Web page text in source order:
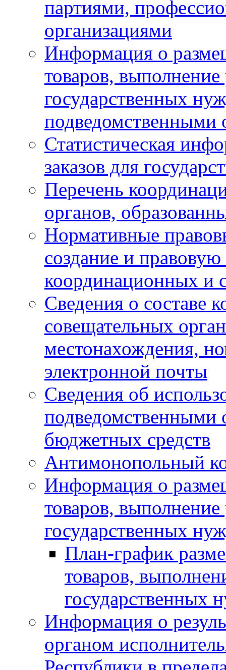
партиями,
организациями
Информация о
товаров, выполнение
государственных
подведомственными
Статистическая
заказов для
Перечень
органов,
Нормативные
создание и
координационных и
Сведения о составе
совещательных
местонахождения,
электронной почты
Сведения об
подведомственными
бюджетных средств
Антимонопольный
Информация о
товаров, выполнение
государственных
План-график
товаров,
государственных
Информация о
органом